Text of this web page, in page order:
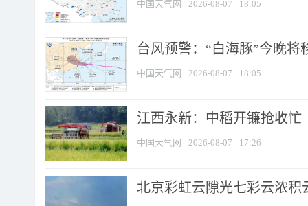
中国天气网 2026-08-07 18:05
台风预警：“白海豚”今晚将
中国天气网 2026-08-07 18:05
江西永新：中稻开镰抢收忙
中国天气网 2026-08-07 17:26
北京彩虹云隙光七彩云浓积